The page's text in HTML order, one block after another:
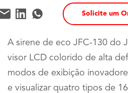
Solicite um
A sirene de eco JFC-130 do
visor LCD colorido de alta
modos de exibição
e visualizar quatro tipos de